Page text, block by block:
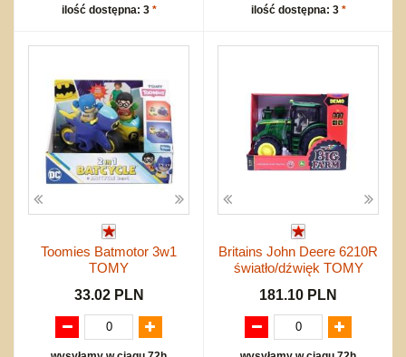
ilość dostępna: 3 *
ilość dostępna: 3 *
Toomies Batmotor 3w1
TOMY
33.02 PLN
Britains John Deere 6210R
światło/dźwięk TOMY
181.10 PLN